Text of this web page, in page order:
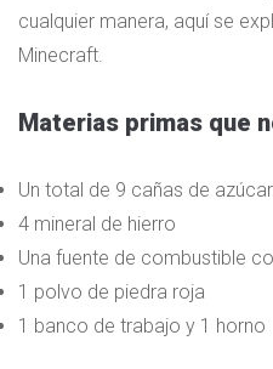
cualquier manera, aquí se
Minecraft.
Materias primas que
Un total de 9 cañas de azúcar.
4 mineral de hierro
Una fuente de combustible
1 polvo de piedra roja
1 banco de trabajo y 1 horno